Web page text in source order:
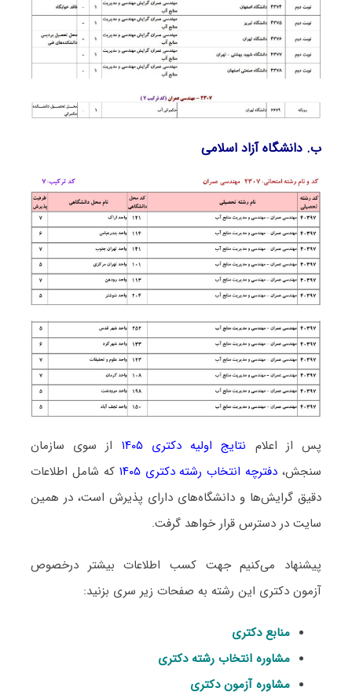
ب. دانشگاه آزاد اﺳﻼمی
پس از اعلام نتایج اولیه دکتری ۱۴۰۵
از سوی سازمان
سنجش، دفترچه انتخاب رشته دکتری ۱۴۰۵
که شامل اطلاعات
دقیق گرایش‌ها و دانشگاه‌های دارای پذیرش است، در همین
سایت در دسترس قرار خواهد گرفت.
پیشنهاد می‌کنیم جهت کسب اطلاعات بیشتر درخصوص
آزمون دکتری این رشته به صفحات زیر سری بزنید:
منابع دکتری
مشاوره انتخاب رشته دکتری
مشاوره آزمون دکتری